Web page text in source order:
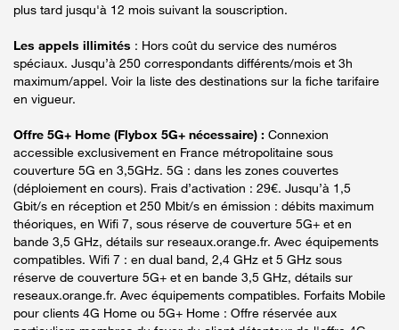
plus tard jusqu'à 12 mois suivant la souscription.
Les appels illimités : Hors coût du service des numéros
spéciaux. Jusqu’à 250 correspondants différents/mois et 3h
maximum/appel. Voir la liste des destinations sur la fiche tarifaire
en vigueur.
Offre 5G+ Home (Flybox 5G+ nécessaire) : Connexion
accessible exclusivement en France métropolitaine sous
couverture 5G en 3,5GHz. 5G : dans les zones couvertes
(déploiement en cours). Frais d’activation : 29€. Jusqu’à 1,5
Gbit/s en réception et 250 Mbit/s en émission : débits maximum
théoriques, en Wifi 7, sous réserve de couverture 5G+ et en
bande 3,5 GHz, détails sur reseaux.orange.fr. Avec équipements
compatibles. Wifi 7 : en dual band, 2,4 GHz et 5 GHz sous
réserve de couverture 5G+ et en bande 3,5 GHz, détails sur
reseaux.orange.fr. Avec équipements compatibles. Forfaits Mobile
pour clients 4G Home ou 5G+ Home : Offre réservée aux